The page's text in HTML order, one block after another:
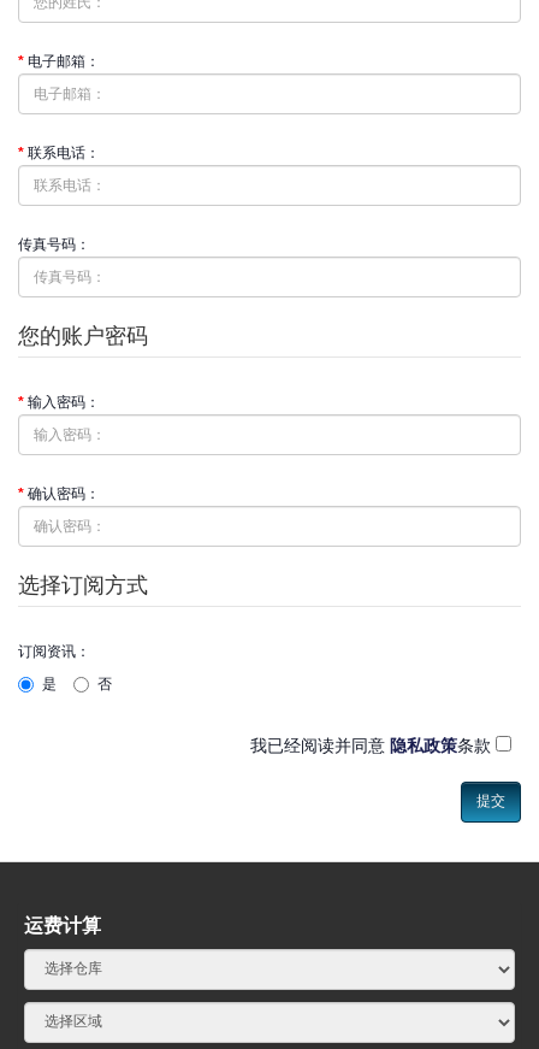
电子邮箱：
联系电话：
传真号码：
您的账户密码
输入密码：
确认密码：
选择订阅方式
订阅资讯：
是
否
我已经阅读并同意 隐私政策条款
运费计算